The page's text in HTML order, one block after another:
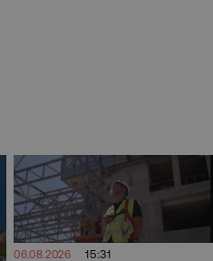
06.08.2026 15:31